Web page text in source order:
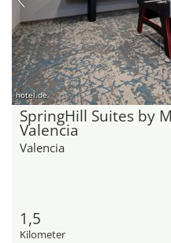
hotel.de
SpringHill Suites by
Valencia
Valencia
1,5
Kilometer